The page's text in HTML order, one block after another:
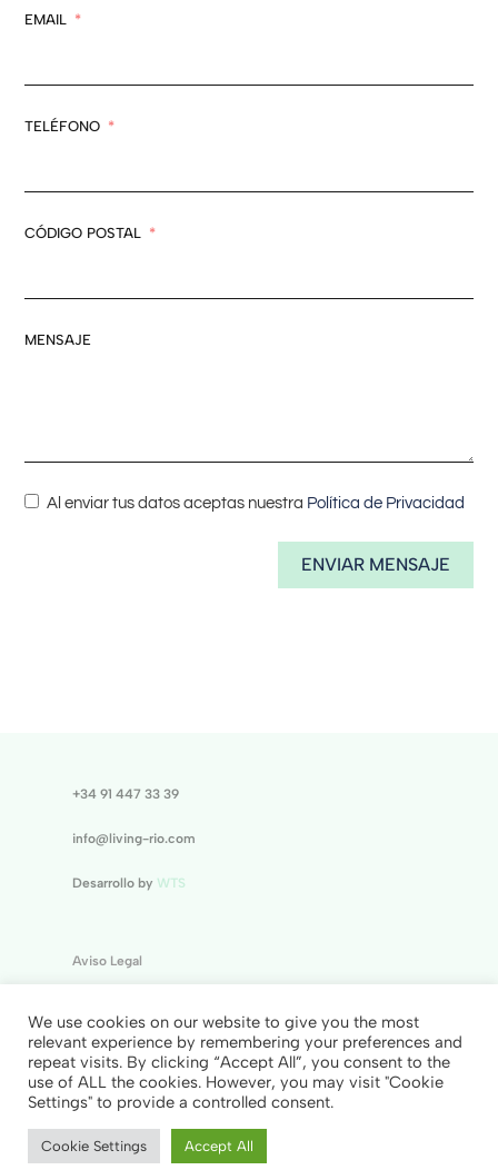
EMAIL
TELÉFONO
CÓDIGO POSTAL
MENSAJE
Al enviar tus datos aceptas nuestra Política de Privacidad
ENVIAR MENSAJE
+34 91 447 33 39
info@living-rio.com
Desarrollo by WTS
Aviso Legal
Política de Privacidad
© 2025 Living Rio Madrid
We use cookies on our website to give you the most
relevant experience by remembering your preferences and
repeat visits. By clicking “Accept All”, you consent to the
use of ALL the cookies. However, you may visit "Cookie
Settings" to provide a controlled consent.
Cookie Settings Accept All